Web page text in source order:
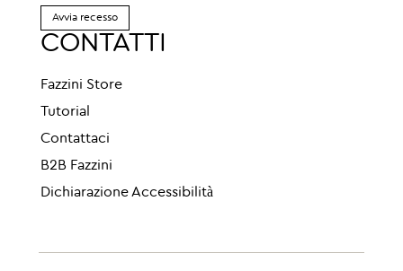
Avvia recesso
CONTATTI
Fazzini Store
Tutorial
Contattaci
B2B Fazzini
Dichiarazione Accessibilità